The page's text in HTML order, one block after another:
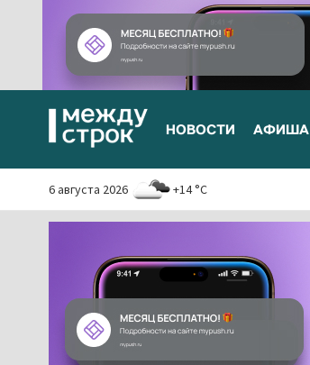
НОВОСТИ АФИША
6 августа 2026 +14 °C